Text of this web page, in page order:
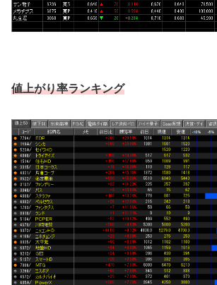
値上がり率ランキング